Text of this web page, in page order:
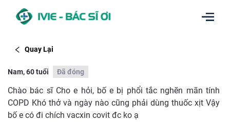
Quay Lại
Nam, 60 tuổi Đã đóng
Chào bác sĩ Cho e hỏi, bố e bị phổi tắc nghẽn mãn tính
COPD Khó thở và ngày nào cũng phải dùng thuốc xịt Vậy
bố e có đi chích vacxin covit đc ko ạ